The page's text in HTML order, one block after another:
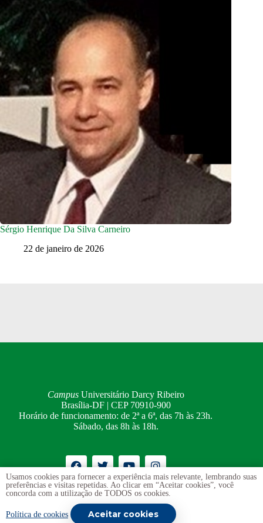
Sérgio Henrique Da Silva Carneiro
22 de janeiro de 2026
CampusUniversitário Darcy Ribeiro
Brasília-DF | CEP 70910-900
Horário de funcionamento: de 2ª a 6ª, das 7h às 23h.
Sábado, das 8h às 18h.
OuvidoriaUnB
Transparência e Prestação de Contas
Usamos cookies para fornecer a experiência mais relevante, lembrando suas
preferências e visitas repetidas. Ao clicar em “Aceitar cookies”, você
concorda com a utilização de TODOS os cookies.
Política de cookies Aceitar cookies